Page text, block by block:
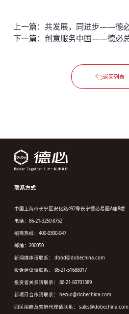
上一篇：
下一篇：
返回列表
联系方式
中国上海市长宁区安化路492号长宁德必易园A座8楼
电话：86-21-3250 8752
招商热线：400-0300-947
邮编：200050
新闻媒体请联系： dbbd@dobechina.com
投诉建议请联系： 86-21-51688017
投资者关系请联系： 86-21-60701389
新项目合作请联系： hezuo@dobechina.com
园区招商及营销代理请联系： sales@dobechina.com